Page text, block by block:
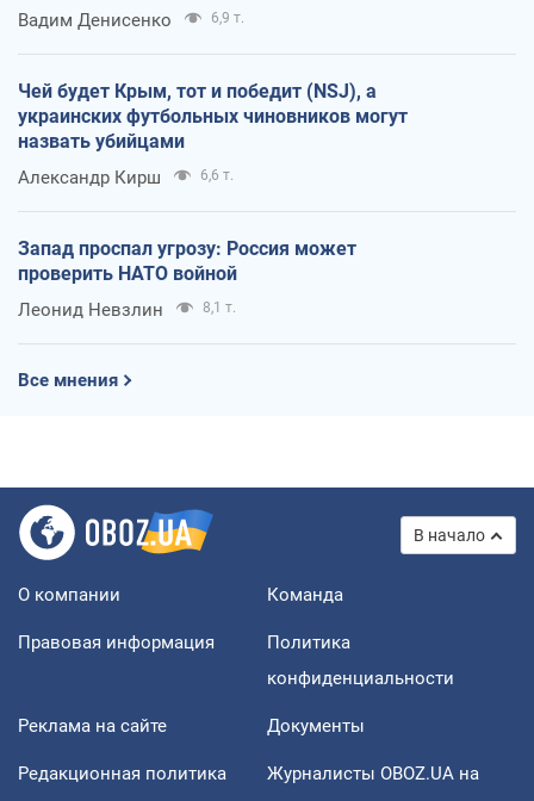
Вадим Денисенко 6,9 т.
Чей будет Крым, тот и победит (NSJ), а
украинских футбольных чиновников могут
назвать убийцами
Александр Кирш 6,6 т.
Запад проспал угрозу: Россия может
проверить НАТО войной
Леонид Невзлин 8,1 т.
Все мнения
В начало
О компании Команда
Правовая информация
Политика
конфиденциальности
Реклама на сайте Документы
Редакционная политика
Журналисты OBOZ.UA на